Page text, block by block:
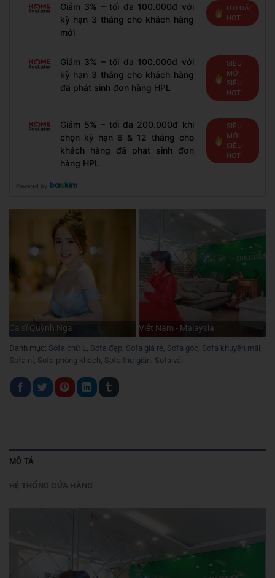
Giảm 3% – tối đa 100.000đ với
kỳ hạn 3 tháng cho khách hàng
mới
ƯU ĐÃI
HOT
Giảm 3% – tối đa 100.000đ với
kỳ hạn 3 tháng cho khách hàng
đã phát sinh đơn hàng HPL
SIÊU
MỚI,
SIÊU
HOT
Giảm 5% – tối đa 200.000đ khi
chọn kỳ hạn 6 & 12 tháng cho
khách hàng đã phát sinh đơn
hàng HPL
SIÊU
MỚI,
SIÊU
HOT
Powered by
Ca sĩ Quỳnh Nga Việt Nam - Malaysia
Danh mục: Sofa chữ L Sofa đẹp Sofa giá rẻ Sofa góc Sofa khuyến mãi
Sofa nỉ Sofa phòng khách Sofa thư giãn Sofa vải
MÔ TẢ
HỆ THỐNG CỬA HÀNG